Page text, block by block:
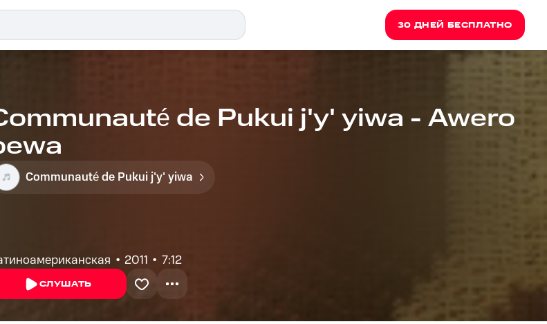
30 ДНЕЙ БЕСПЛАТНО
de Pukui j'y' yiwa - Awero
Communauté de Pukui j'y' yiwa
2011 7:12
СЛУШАТЬ